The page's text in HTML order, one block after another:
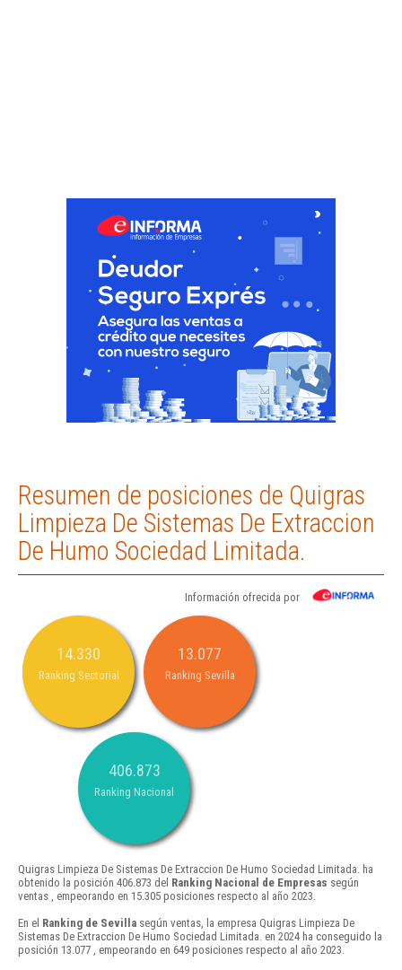
Resumen de posiciones de Quigras
Limpieza De Sistemas De Extraccion
De Humo Sociedad Limitada.
Información ofrecida por
14.330
Ranking Sectorial
13.077
Ranking Sevilla
406.873
Ranking Nacional
Quigras Limpieza De Sistemas De Extraccion De Humo Sociedad Limitada. ha
obtenido la posición 406.873 del Ranking Nacional de Empresas según
ventas , empeorando en 15.305 posiciones respecto al año 2023.
En el Ranking de Sevilla según ventas, la empresa Quigras Limpieza De
Sistemas De Extraccion De Humo Sociedad Limitada. en 2024 ha conseguido la
posición 13.077 , empeorando en 649 posiciones respecto al año 2023.